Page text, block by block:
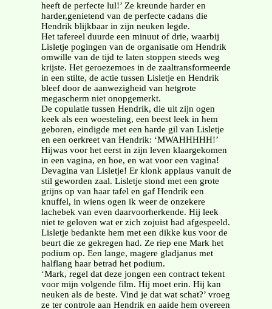
heeft de perfecte lul!’ Ze kreunde harder en
harder,genietend van de perfecte cadans die
Hendrik blijkbaar in zijn neuken legde.
Het tafereel duurde een minuut of drie, waarbij
Lisletje pogingen van de organisatie om Hendrik
omwille van de tijd te laten stoppen steeds weg
krijste. Het geroezemoes in de zaaltransformeerde
in een stilte, de actie tussen Lisletje en Hendrik
bleef door de aanwezigheid van hetgrote
megascherm niet onopgemerkt.
De copulatie tussen Hendrik, die uit zijn ogen
keek als een woesteling, een beest leek in hem
geboren, eindigde met een harde gil van Lisletje
en een oerkreet van Hendrik: ‘MWAHHHHH!’
Hijwas voor het eerst in zijn leven klaargekomen
in een vagina, en hoe, en wat voor een vagina!
Devagina van Lisletje! Er klonk applaus vanuit de
stil geworden zaal. Lisletje stond met een grote
grijns op van haar tafel en gaf Hendrik een
knuffel, in wiens ogen ik weer de onzekere
lachebek van even daarvoorherkende. Hij leek
niet te geloven wat er zich zojuist had afgespeeld.
Lisletje bedankte hem met een dikke kus voor de
beurt die ze gekregen had. Ze riep ene Mark het
podium op. Een lange, magere gladjanus met
halflang haar betrad het podium.
‘Mark, regel dat deze jongen een contract tekent
voor mijn volgende film. Hij moet erin. Hij kan
neuken als de beste. Vind je dat wat schat?’ vroeg
ze ter controle aan Hendrik en aaide hem overeen